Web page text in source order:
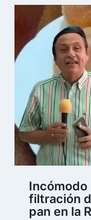
filtración
pan en la